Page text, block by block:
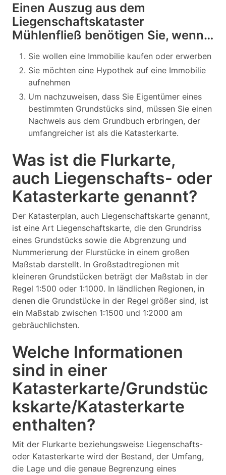
Einen Auszug aus dem
Liegenschaftskataster
Mühlenfließ benötigen Sie, wenn…
Sie wollen eine Immobilie kaufen oder erwerben
Sie möchten eine Hypothek auf eine Immobilie
aufnehmen
Um nachzuweisen, dass Sie Eigentümer eines
bestimmten Grundstücks sind, müssen Sie einen
Nachweis aus dem Grundbuch erbringen, der
umfangreicher ist als die Katasterkarte.
Was ist die Flurkarte,
auch Liegenschafts- oder
Katasterkarte genannt?
Der Katasterplan, auch Liegenschaftskarte genannt,
ist eine Art Liegenschaftskarte, die den Grundriss
eines Grundstücks sowie die Abgrenzung und
Nummerierung der Flurstücke in einem großen
Maßstab darstellt. In Großstadtregionen mit
kleineren Grundstücken beträgt der Maßstab in der
Regel 1:500 oder 1:1000. In ländlichen Regionen, in
denen die Grundstücke in der Regel größer sind, ist
ein Maßstab zwischen 1:1500 und 1:2000 am
gebräuchlichsten.
Welche Informationen
sind in einer
Katasterkarte/Grundstüc
kskarte/Katasterkarte
enthalten?
Mit der Flurkarte beziehungsweise Liegenschafts-
oder Katasterkarte wird der Bestand, der Umfang,
die Lage und die genaue Begrenzung eines